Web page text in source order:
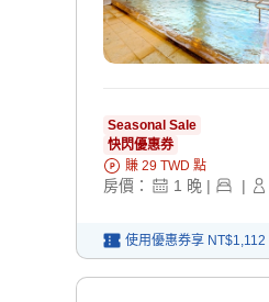
Seasonal Sale
快閃優惠券
賺 29 TWD 點
房價： 1 晚 | |
使用優惠券享 NT$1,112